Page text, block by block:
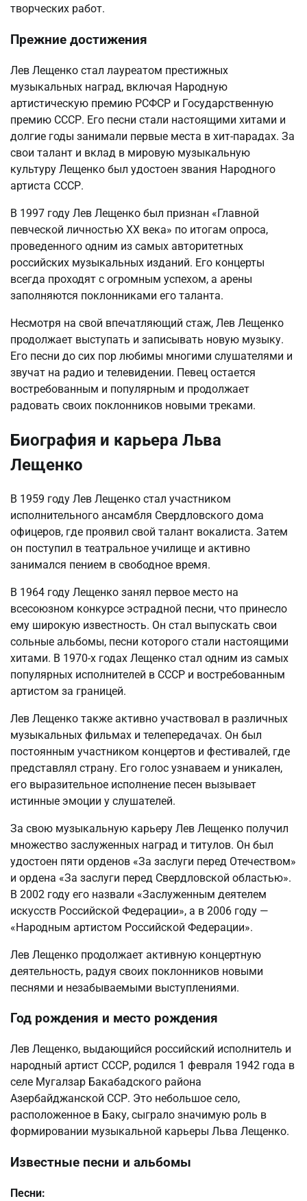
творческих работ.
Прежние достижения
Лев Лещенко стал лауреатом престижных
музыкальных наград, включая Народную
артистическую премию РСФСР и Государственную
премию СССР. Его песни стали настоящими хитами и
долгие годы занимали первые места в хит-парадах. За
свои талант и вклад в мировую музыкальную
культуру Лещенко был удостоен звания Народного
артиста СССР.
В 1997 году Лев Лещенко был признан «Главной
певческой личностью XX века» по итогам опроса,
проведенного одним из самых авторитетных
российских музыкальных изданий. Его концерты
всегда проходят с огромным успехом, а арены
заполняются поклонниками его таланта.
Несмотря на свой впечатляющий стаж, Лев Лещенко
продолжает выступать и записывать новую музыку.
Его песни до сих пор любимы многими слушателями и
звучат на радио и телевидении. Певец остается
востребованным и популярным и продолжает
радовать своих поклонников новыми треками.
Биография и карьера Льва
Лещенко
В 1959 году Лев Лещенко стал участником
исполнительного ансамбля Свердловского дома
офицеров, где проявил свой талант вокалиста. Затем
он поступил в театральное училище и активно
занимался пением в свободное время.
В 1964 году Лещенко занял первое место на
всесоюзном конкурсе эстрадной песни, что принесло
ему широкую известность. Он стал выпускать свои
сольные альбомы, песни которого стали настоящими
хитами. В 1970-х годах Лещенко стал одним из самых
популярных исполнителей в СССР и востребованным
артистом за границей.
Лев Лещенко также активно участвовал в различных
музыкальных фильмах и телепередачах. Он был
постоянным участником концертов и фестивалей, где
представлял страну. Его голос узнаваем и уникален,
его выразительное исполнение песен вызывает
истинные эмоции у слушателей.
За свою музыкальную карьеру Лев Лещенко получил
множество заслуженных наград и титулов. Он был
удостоен пяти орденов «За заслуги перед Отечеством»
и ордена «За заслуги перед Свердловской областью».
В 2002 году его назвали «Заслуженным деятелем
искусств Российской Федерации», а в 2006 году —
«Народным артистом Российской Федерации».
Лев Лещенко продолжает активную концертную
деятельность, радуя своих поклонников новыми
песнями и незабываемыми выступлениями.
Год рождения и место рождения
Лев Лещенко, выдающийся российский исполнитель и
народный артист СССР, родился 1 февраля 1942 года в
селе Мугалзар Бакабадского района
Азербайджанской ССР. Это небольшое село,
расположенное в Баку, сыграло значимую роль в
формировании музыкальной карьеры Льва Лещенко.
Известные песни и альбомы
Песни: